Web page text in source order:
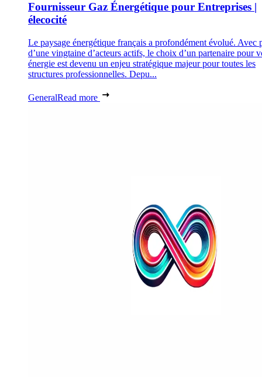
Fournisseur Gaz Énergétique pour Entreprises |
élecocité
Le paysage énergétique français a profondément évolué. Avec
d’une vingtaine d’acteurs actifs, le choix d’un partenaire pour
énergie est devenu un enjeu stratégique majeur pour toutes les
structures professionnelles. Depu...
GeneralRead more